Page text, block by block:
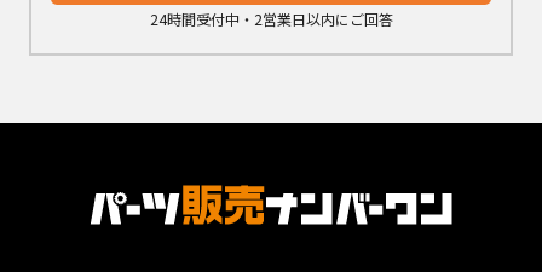
24時間受付中・2営業日以内にご回答